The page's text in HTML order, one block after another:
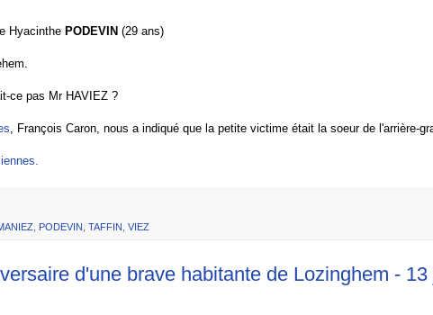
Hyacinthe PODEVIN (29 ans)
ce pas Mr HAVIEZ ?
, François Caron, nous a indiqué que la petite victime était la soeur de l'arrière-
PODEVIN TAFFIN VIEZ
d'une brave habitante de Lozinghem -